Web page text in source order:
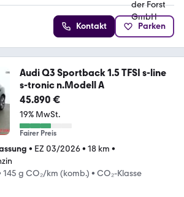
Kontakt Parken
Audi Q3 Sportback 1.5 TFSI s-line
s-tronic n.Modell A
45.890 €
19% MwSt.
Fairer Preis
• EZ 03/2026• 18 km •
145 g CO₂/km (komb.) • CO₂-Klasse